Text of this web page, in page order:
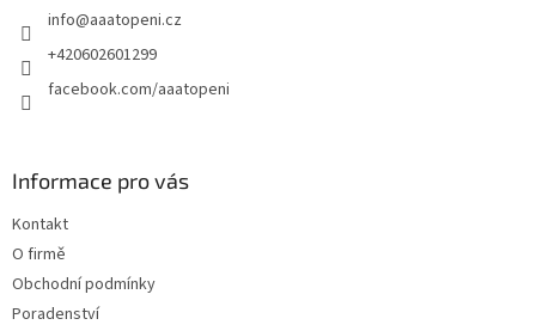
info@aaatopeni.cz
+420602601299
facebook.com/aaatopeni
Informace pro vás
Kontakt
O firmě
Obchodní podmínky
Poradenství